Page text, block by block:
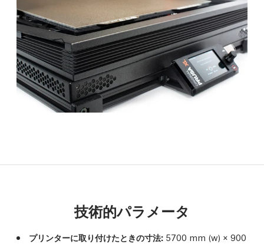
技術的パラメータ
プリンターに取り付けたときの寸法: 5700 mm (w) × 900